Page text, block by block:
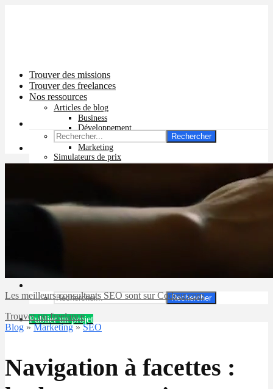
Trouver des missions
Trouver des freelances
Nos ressources
Articles de blog
Business
Développement
Graphisme
Marketing
Simulateurs de prix
Prix pub Instagram
Prix logiciel
Prix chatbot
Rechercher
Publier un projet
Rechercher
Les meilleurs consultants SEO sont sur Codeur.com
Trouver un freelance
Blog »Marketing»SEO
Navigation à facettes :